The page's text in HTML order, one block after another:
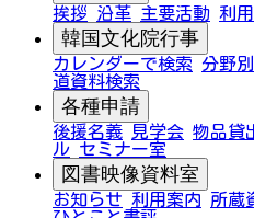
挨拶 沿革 主要活動 利
韓国文化院行事
カレンダーで検索 分野
道資料検索
各種申請
後援名義 見学会 物品貸
ル セミナー室
図書映像資料室
お知らせ 利用案内 所蔵